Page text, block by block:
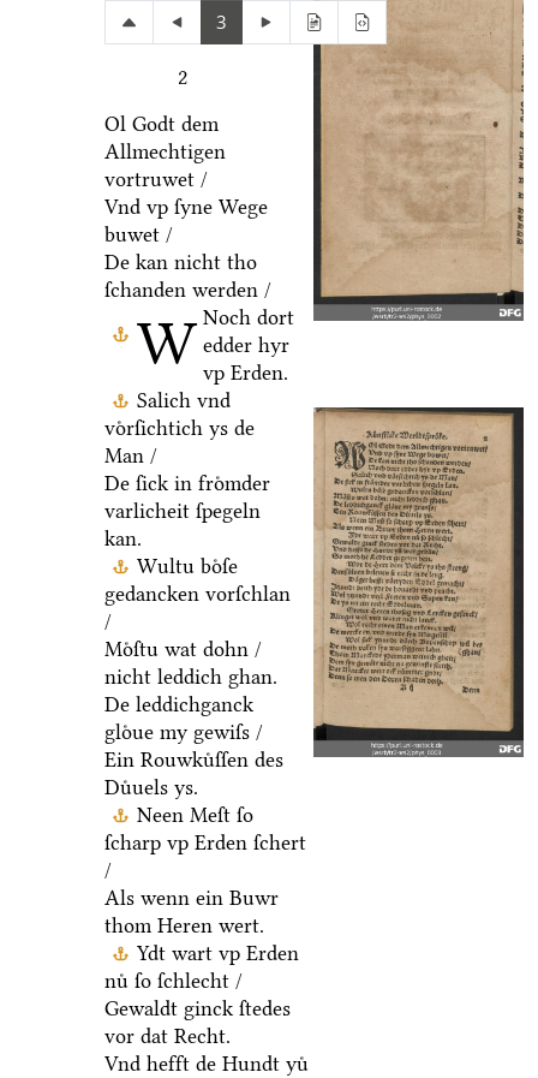
3
2
W
Ol Godt dem
Allmechtigen
vortruwet /
Vnd vp ſyne Wege
buwet /
De kan nicht tho
ſchanden werden /
Noch dort
edder hyr
vp Erden.
Salich vnd
voͤrſichtich ys de
Man /
De ſick in froͤmder
varlicheit ſpegeln
kan.
Wultu boͤſe
gedancken vorſchlan
/
Moͤſtu wat dohn /
nicht leddich ghan.
De leddichganck
gloͤue my gewiſs /
Ein Rouwkuͤſſen des
Duͤuels ys.
Neen Meſt ſo
ſcharp vp Erden ſchert
/
Als wenn ein Buwr
thom Heren wert.
Ydt wart vp Erden
nuͤ ſo ſchlecht /
Gewaldt ginck ſtedes
vor dat Recht.
Vnd hefft de Hundt yuͤ